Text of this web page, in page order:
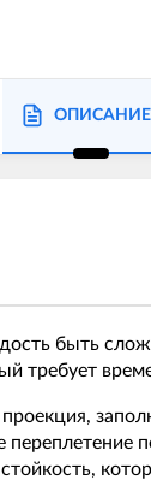
ОПИСАНИЕ
быть
требует
переплетение